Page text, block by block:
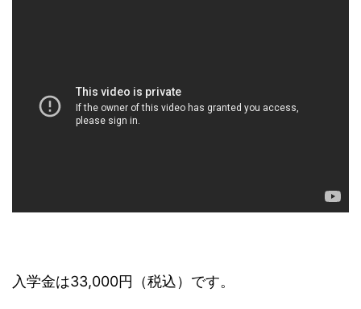
入学金は33,000円（税込）です。